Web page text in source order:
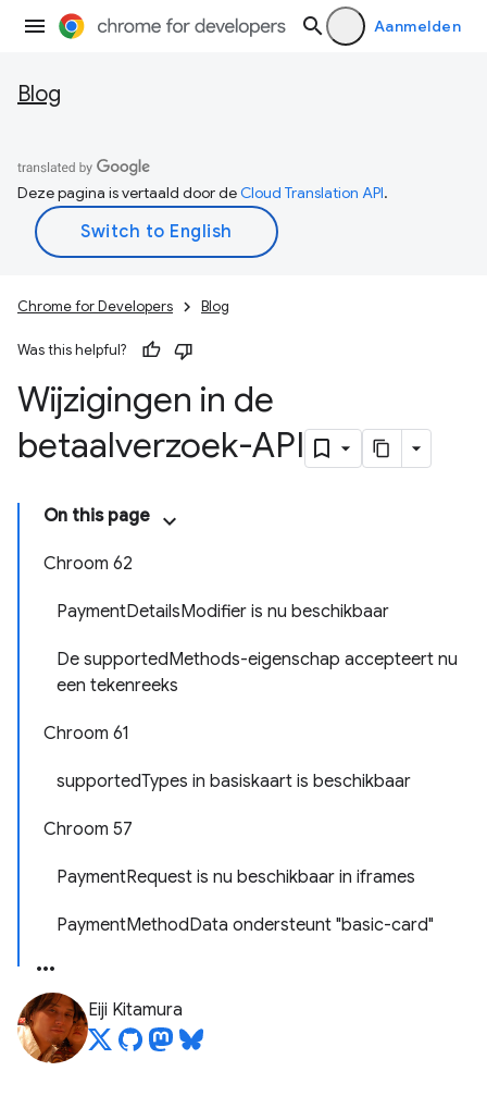
Aanmelden
Blog
Deze pagina is vertaald door deCloud Translation API.
Chrome for Developers Blog
Was this helpful?
Wijzigingen in de
betaalverzoek-API
On this page
Chroom 62
PaymentDetailsModifier is nu beschikbaar
De supportedMethods-eigenschap accepteert nu
een tekenreeks
Chroom 61
supportedTypes in basiskaart is beschikbaar
Chroom 57
PaymentRequest is nu beschikbaar in iframes
PaymentMethodData ondersteunt "basic-card"
Eiji Kitamura